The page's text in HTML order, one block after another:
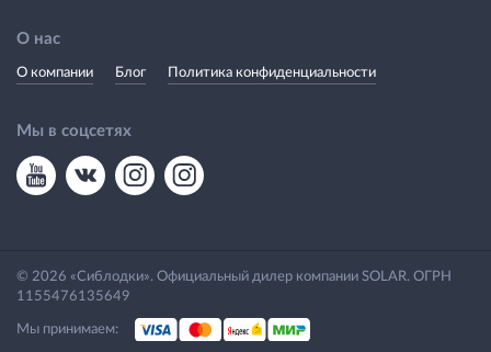
О нас
О компании Блог Политика конфиденциальности
Мы в соцсетях
© 2026 «Сиблодки». Официальный дилер компании SOLAR. ОГРН
1155476135649
Мы принимаем: